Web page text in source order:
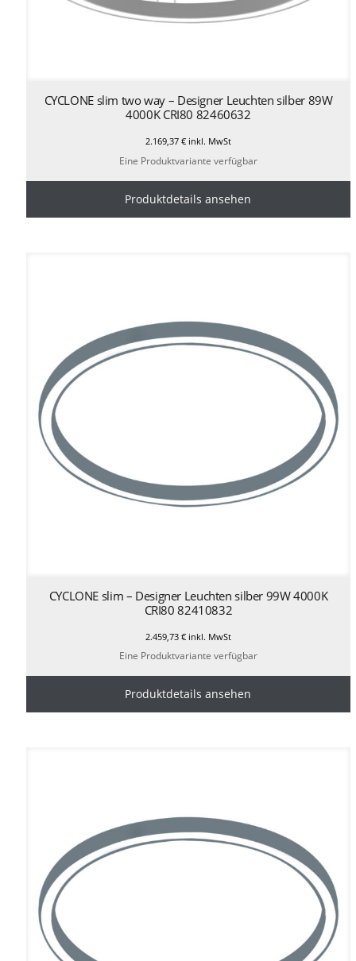
CYCLONE slim two way – Designer Leuchten silber 89W
4000K CRI80 82460632
2.169,37 €inkl. MwSt
Eine Produktvariante verfügbar
Produktdetails ansehen
CYCLONE slim – Designer Leuchten silber 99W 4000K
CRI80 82410832
2.459,73 €inkl. MwSt
Eine Produktvariante verfügbar
Produktdetails ansehen